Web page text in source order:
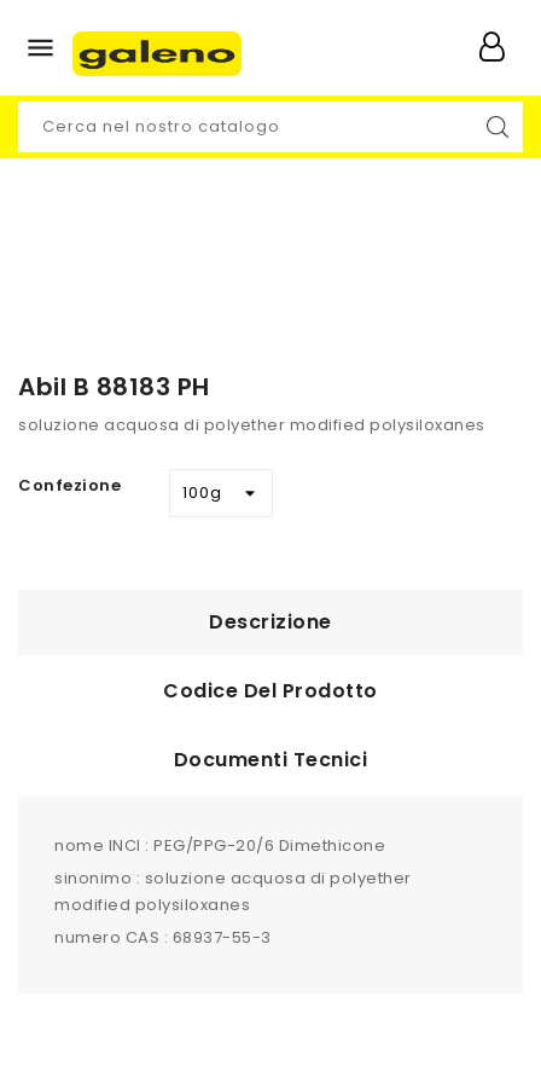

Abil B 88183 PH
soluzione acquosa di polyether modified polysiloxanes
Confezione
Descrizione
Codice Del Prodotto
Documenti Tecnici
nome INCI : PEG/PPG-20/6 Dimethicone
sinonimo : soluzione acquosa di polyether
modified polysiloxanes
numero CAS : 68937-55-3